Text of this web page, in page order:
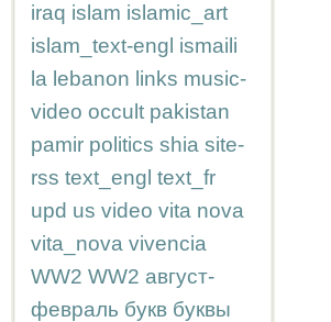
iraq islam islamic_art
islam_text-engl ismaili
la lebanon links music-
video occult pakistan
pamir politics shia site-
rss text_engl text_fr
upd us video vita nova
vita_nova vivencia
WW2 WW2 август-
февраль букв буквы